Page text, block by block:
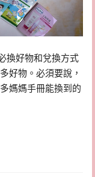
好物和兌換方式
好物。必須要說，
媽媽手冊能換到的